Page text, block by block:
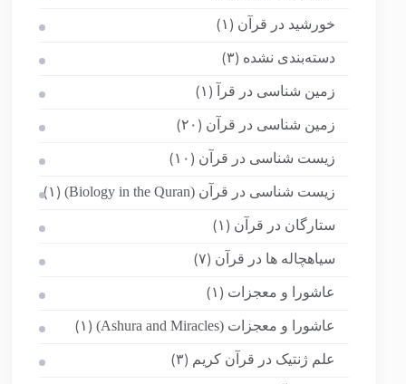
خورشید در قرآن (۱)
دسته‌بندی نشده (۳)
زمین شناسی در قرآ (۱)
زمین شناسی در قرآن (۲۰)
زیست شناسی در قرآن (۱۰)
زیست شناسی در قرآن (Biology in the Quran) (۱)
ستارگان در قرآن (۱)
سیاهچاله ها در قرآن (۷)
عاشورا و معجزات (۱)
عاشورا و معجزات (Ashura and Miracles) (۱)
علم ژنتیک در قرآن کریم (۳)